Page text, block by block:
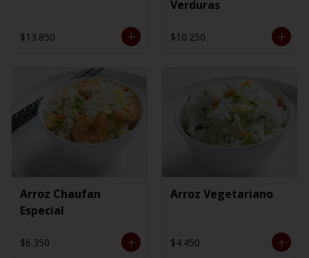
$13.850
Verduras
$10.250
Arroz Chaufan
Especial
$6.350
Arroz Vegetariano
$4.450